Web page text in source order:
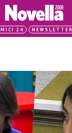
24 NEWSLETTER